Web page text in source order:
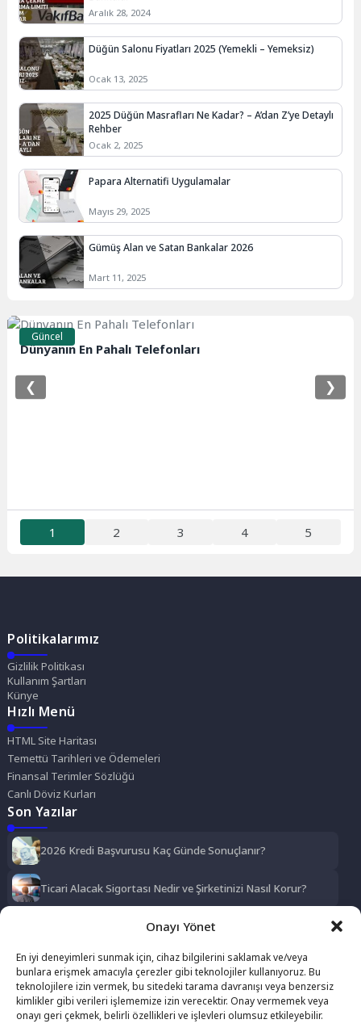
Onayı Yönet
En iyi deneyimleri sunmak için, cihaz bilgilerini saklamak ve/veya
bunlara erişmek amacıyla çerezler gibi teknolojiler kullanıyoruz. Bu
teknolojilere izin vermek, bu sitedeki tarama davranışı veya benzersiz
kimlikler gibi verileri işlememize izin verecektir. Onay vermemek veya
onayı geri çekmek, belirli özellikleri ve işlevleri olumsuz etkileyebilir.
Aralık 28, 2024
Düğün Salonu Fiyatları 2025 (Yemekli – Yemeksiz)
Ocak 13, 2025
2025 Düğün Masrafları Ne Kadar? – A’dan Z’ye Detaylı
Rehber
Ocak 2, 2025
Papara Alternatifi Uygulamalar
Mayıs 29, 2025
Gümüş Alan ve Satan Bankalar 2026
Mart 11, 2025
Güncel
Dünyanın En Pahalı Telefonları
❮ ❯
1 2 3 4 5
Politikalarımız
Gizlilik Politikası
Kullanım Şartları
Künye
Hızlı Menü
HTML Site Haritası
Temettü Tarihleri ve Ödemeleri
Finansal Terimler Sözlüğü
Canlı Döviz Kurları
Son Yazılar
2026 Kredi Başvurusu Kaç Günde Sonuçlanır?
Ticari Alacak Sigortası Nedir ve Şirketinizi Nasıl Korur?
2026 Temettü Beyan Sınırı ve Kar Payı Vergisi Rehberi
5 Yıl Ödenmeyen Kredi Borcu Silinir mi? 2026 Yasal Süreç ve
Çözümler
Sosyal Medya
Facebook Twitter